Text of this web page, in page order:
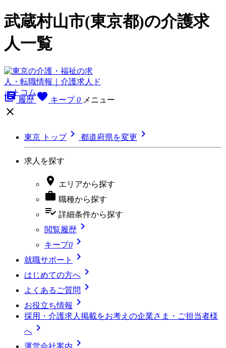
武蔵村山市(東京都)の介護求
人一覧
library_books 履歴 favorite キープ 0 メニュー

東京 トップ 都道府県を変更 
求人を探す
 エリアから探す
 職種から探す
playlist_add_check 詳細条件から探す
閲覧履歴 
キープ0 
就職サポート 
はじめての方へ 
よくあるご質問 
お役立ち情報 
採用・介護求人掲載をお考えの企業さま・ご担当者様
へ 
運営会社案内 